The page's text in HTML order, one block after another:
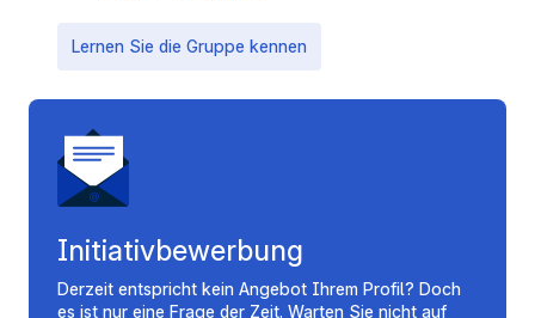
Lernen Sie die Gruppe kennen
Initiativbewerbung
Derzeit entspricht kein Angebot Ihrem Profil? Doch
es ist nur eine Frage der Zeit. Warten Sie nicht auf